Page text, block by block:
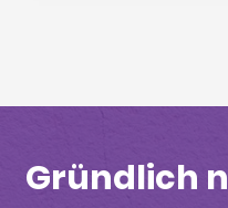
Gründlich